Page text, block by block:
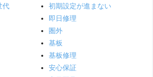
代
初期設定が進まない
即日修理
圏外
基板
基板修理
安心保証